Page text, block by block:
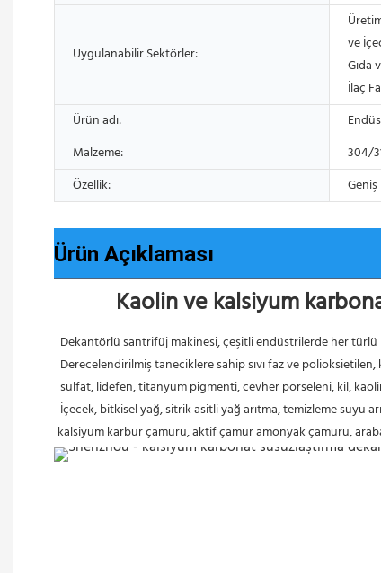
Uygulanabilir Sektörler:
ve
Gıda
İlaç
Ürün adı:
Malzeme:
304/
Özellik:
Ürün Açıklaması
Kaolin ve kalsiyum
Dekantörlü santrifüj makinesi, çeşitli endüstrilerde her türlü
Derecelendirilmiş taneciklere sahip sıvı faz ve
sülfat, lidefen, titanyum pigmenti, cevher porseleni, kil,
kalsiyum karbür çamuru, aktif çamur amonyak çamuru,